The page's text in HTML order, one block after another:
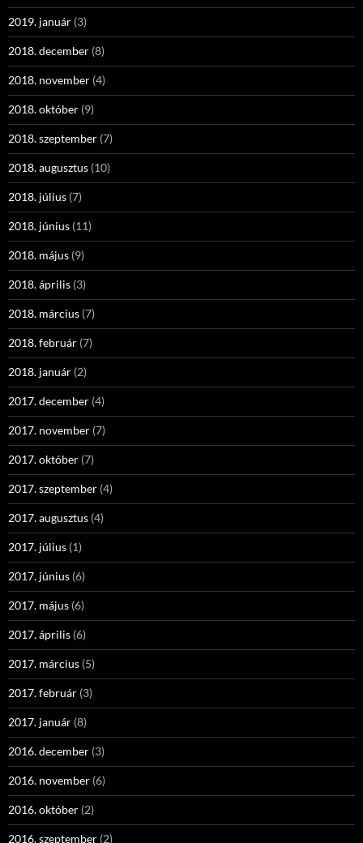
2019. január (3)
2018. december (8)
2018. november (4)
2018. október (9)
2018. szeptember (7)
2018. augusztus (10)
2018. július (7)
2018. június (11)
2018. május (9)
2018. április (3)
2018. március (7)
2018. február (7)
2018. január (2)
2017. december (4)
2017. november (7)
2017. október (7)
2017. szeptember (4)
2017. augusztus (4)
2017. július (1)
2017. június (6)
2017. május (6)
2017. április (6)
2017. március (5)
2017. február (3)
2017. január (8)
2016. december (3)
2016. november (6)
2016. október (2)
2016. szeptember (2)